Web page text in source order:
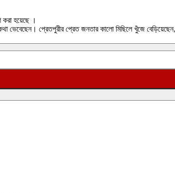
করা হয়েছে ।
ভেবেছেন। প্রেতপুরীর প্রেত জনতার কালো মিছিলে খুঁজে